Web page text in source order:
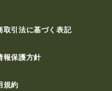
取引法に基づく表記
報保護方針
規約